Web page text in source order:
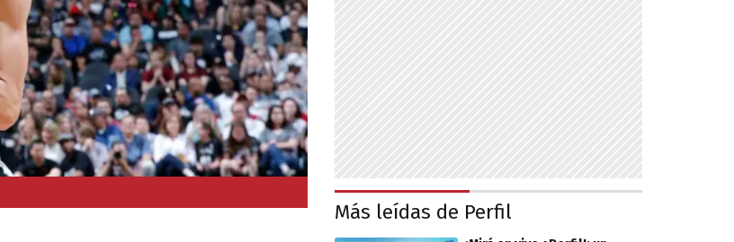
Más leídas de Perfil